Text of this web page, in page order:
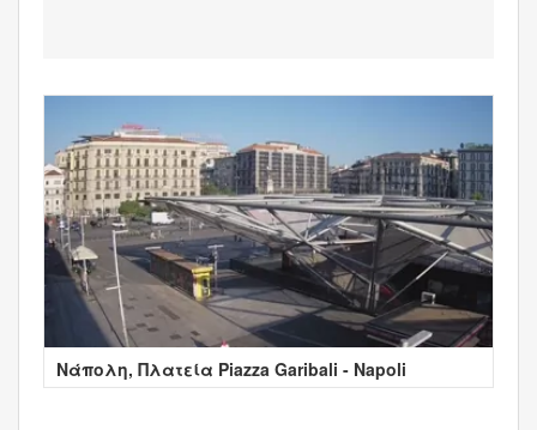
Νάπολη, Πλατεία Piazza Garibali - Napoli